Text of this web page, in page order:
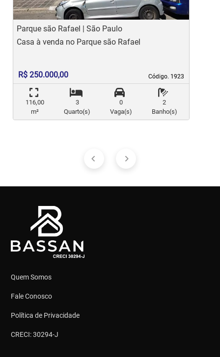
Parque são Rafael | São Paulo
Código. 1923
Código. 1923
Casa à venda no Parque são Rafael
R$ 250.000,00
116,00
m²
3
Quarto(s)
0
Vaga(s)
2
Banho(s)
Quem Somos
Fale Conosco
Política de Privacidade
CRECI: 30294-J